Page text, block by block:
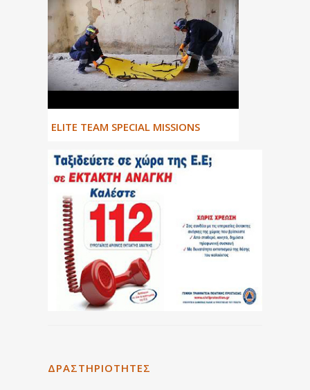
ΕLITE TEAM SPECIAL MISSIONS
ΔΡΑΣΤΗΡΙΌΤΗΤΕΣ